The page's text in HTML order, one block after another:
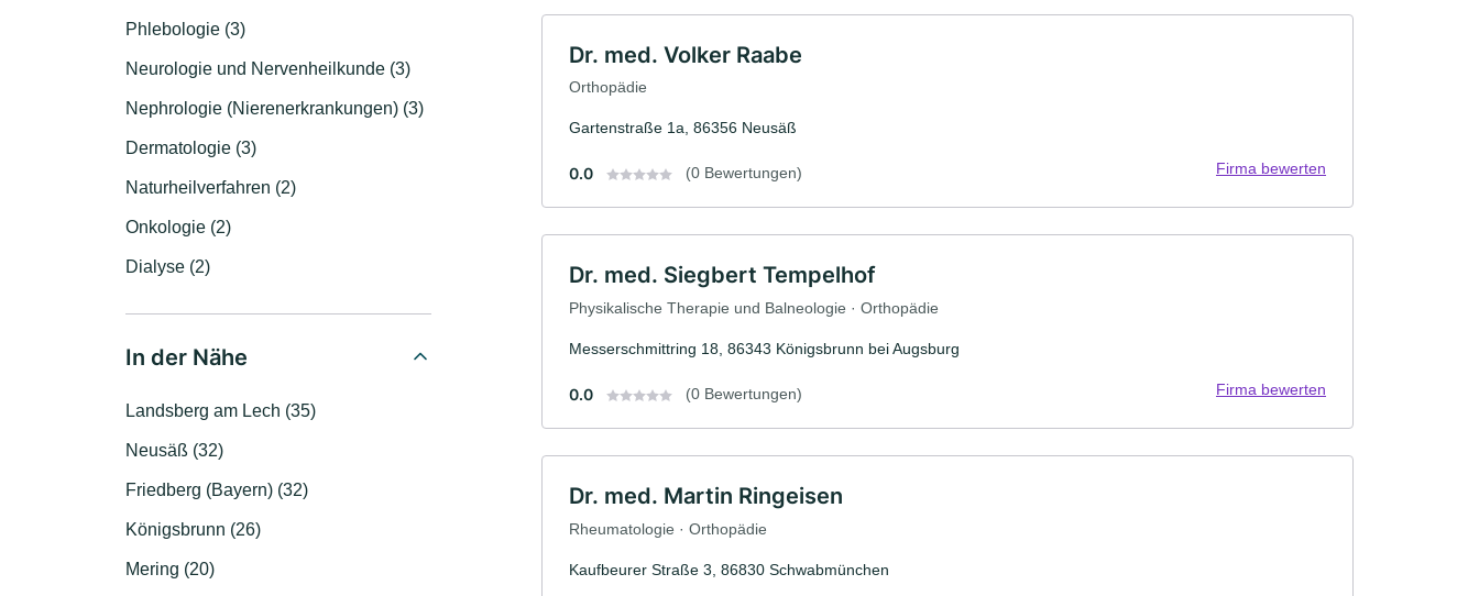
Phlebologie (3)
Neurologie und Nervenheilkunde (3)
Nephrologie (Nierenerkrankungen) (3)
Dermatologie (3)
Naturheilverfahren (2)
Onkologie (2)
Dialyse (2)
In der Nähe
Landsberg am Lech (35)
Neusäß (32)
Friedberg (Bayern) (32)
Königsbrunn (26)
Mering (20)
Dr. med. Volker Raabe
Orthopädie
Gartenstraße 1a, 86356 Neusäß
0.0 (0 Bewertungen) Firma bewerten
Dr. med. Siegbert Tempelhof
Physikalische Therapie und Balneologie · Orthopädie
Messerschmittring 18, 86343 Königsbrunn bei Augsburg
0.0 (0 Bewertungen) Firma bewerten
Dr. med. Martin Ringeisen
Rheumatologie · Orthopädie
Kaufbeurer Straße 3, 86830 Schwabmünchen